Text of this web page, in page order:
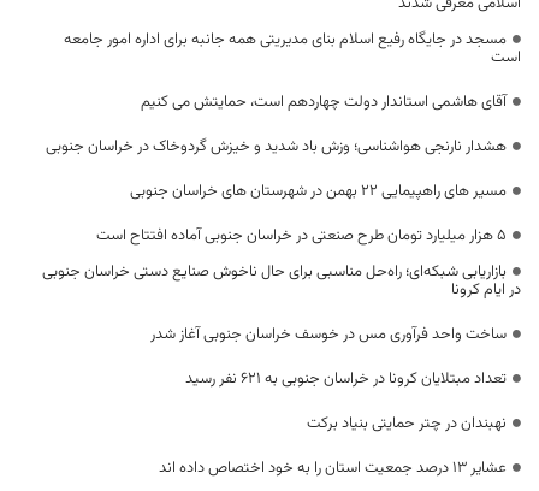
مسجد در جایگاه رفیع اسلام بنای مدیریتی همه جانبه برای اداره امور جامعه
است
آقای هاشمی استاندار دولت چهاردهم است، حمایتش می کنیم
هشدار نارنجی هواشناسی؛ وزش باد شدید و خیزش گردوخاک در خراسان جنوبی
مسیر های راهپیمایی 22 بهمن در شهرستان های خراسان جنوبی
۵ هزار میلیارد تومان طرح صنعتی در خراسان جنوبی آماده افتتاح است
بازاریابی شبکه‌ای؛ راه‌حل مناسبی برای حال ناخوش صنایع دستی خراسان جنوبی
در ایام کرونا
ساخت واحد فرآوری مس در خوسف خراسان جنوبی آغاز شدر
تعداد مبتلایان کرونا در خراسان جنوبی به 621 نفر رسید
نهبندان در چتر حمایتی بنیاد برکت
عشایر 13 درصد جمعیت استان را به خود اختصاص داده اند